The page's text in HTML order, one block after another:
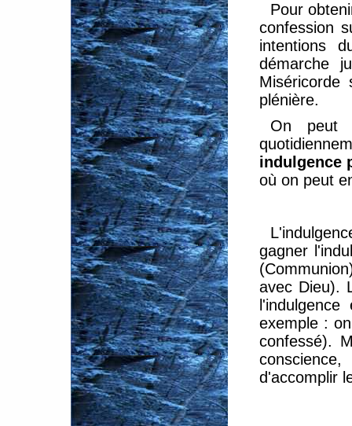
Pour
confession
intentions
démarche
Miséricorde
plénière.
On peut
indulgence
où on peut
gagner
avec Dieu).
exemple :
confessé).
d'accomplir